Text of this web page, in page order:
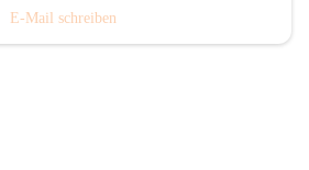
E-Mail schreiben